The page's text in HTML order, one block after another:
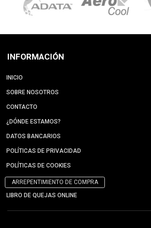
INFORMACIÓN
INICIO
SOBRE NOSOTROS
CONTACTO
¿DÓNDE ESTAMOS?
DATOS BANCARIOS
POLÍTICAS DE PRIVACIDAD
POLÍTICAS DE COOKIES
ARREPENTIMIENTO DE COMPRA
LIBRO DE QUEJAS ONLINE